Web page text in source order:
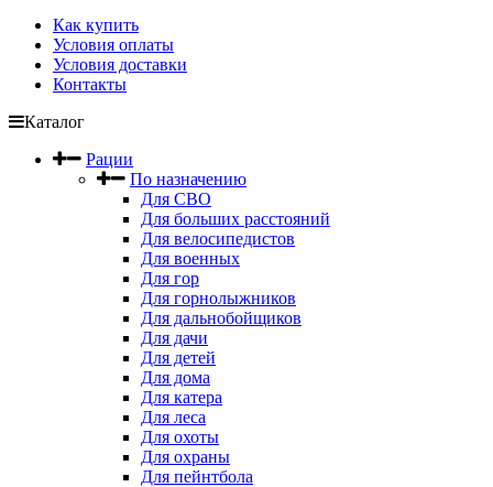
Как купить
Условия оплаты
Условия доставки
Контакты
Каталог
Рации
По назначению
Для СВО
Для больших расстояний
Для велосипедистов
Для военных
Для гор
Для горнолыжников
Для дальнобойщиков
Для дачи
Для детей
Для дома
Для катера
Для леса
Для охоты
Для охраны
Для пейнтбола